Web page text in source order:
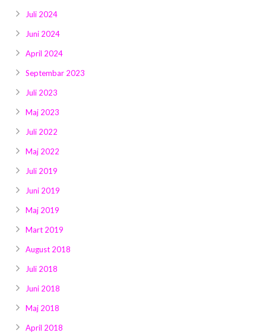
Juli 2024
Juni 2024
April 2024
Septembar 2023
Juli 2023
Maj 2023
Juli 2022
Maj 2022
Juli 2019
Juni 2019
Maj 2019
Mart 2019
August 2018
Juli 2018
Juni 2018
Maj 2018
April 2018